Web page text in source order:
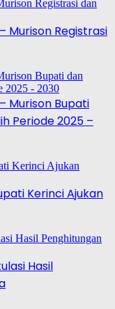
Murison Registrasi
Murison Bupati
Periode 2025 –
Kerinci Ajukan
Hasil